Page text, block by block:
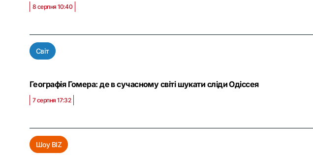
8 серпня 10:40
Світ
Географія Гомера: де в сучасному світі шукати сліди Одіссея
7 серпня 17:32
Шоу BIZ